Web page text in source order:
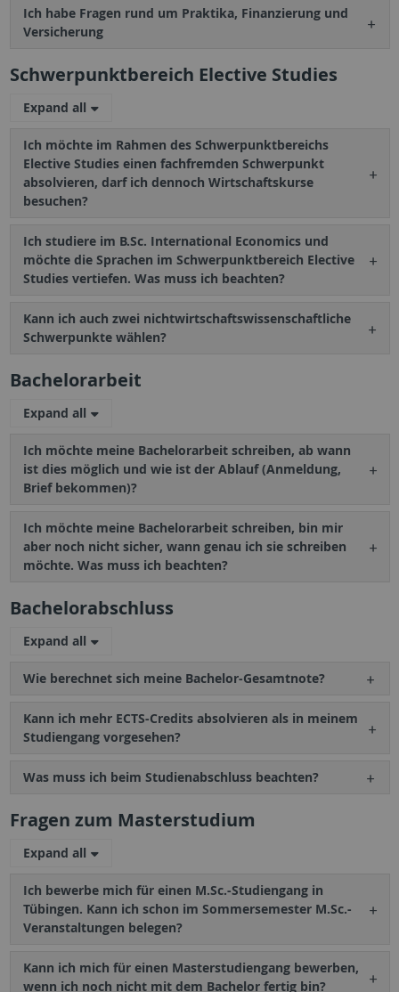
Ich habe Fragen rund um Praktika, Finanzierung und
Versicherung
Schwerpunktbereich Elective Studies
Expand all
Ich möchte im Rahmen des Schwerpunktbereichs
Elective Studies einen fachfremden Schwerpunkt
absolvieren, darf ich dennoch Wirtschaftskurse
besuchen?
Ich studiere im B.Sc. International Economics und
möchte die Sprachen im Schwerpunktbereich Elective
Studies vertiefen. Was muss ich beachten?
Kann ich auch zwei nichtwirtschaftswissenschaftliche
Schwerpunkte wählen?
Bachelorarbeit
Expand all
Ich möchte meine Bachelorarbeit schreiben, ab wann
ist dies möglich und wie ist der Ablauf (Anmeldung,
Brief bekommen)?
Ich möchte meine Bachelorarbeit schreiben, bin mir
aber noch nicht sicher, wann genau ich sie schreiben
möchte. Was muss ich beachten?
Bachelorabschluss
Expand all
Wie berechnet sich meine Bachelor-Gesamtnote?
Kann ich mehr ECTS-Credits absolvieren als in meinem
Studiengang vorgesehen?
Was muss ich beim Studienabschluss beachten?
Fragen zum Masterstudium
Expand all
Ich bewerbe mich für einen M.Sc.-Studiengang in
Tübingen. Kann ich schon im Sommersemester M.Sc.-
Veranstaltungen belegen?
Kann ich mich für einen Masterstudiengang bewerben,
wenn ich noch nicht mit dem Bachelor fertig bin?